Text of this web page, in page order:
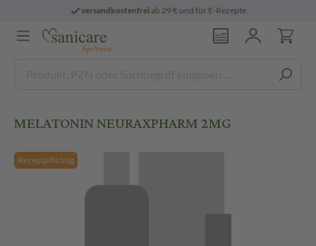
versandkostenfreiab 29 € und für E-Rezepte
MELATONIN NEURAXPHARM 2MG
Rezeptpflichtig